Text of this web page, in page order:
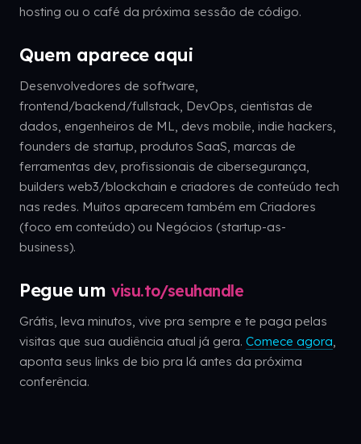
hosting ou o café da próxima sessão de código.
Quem aparece aqui
Desenvolvedores de software,
frontend/backend/fullstack, DevOps, cientistas de
dados, engenheiros de ML, devs mobile, indie hackers,
founders de startup, produtos SaaS, marcas de
ferramentas dev, profissionais de cibersegurança,
builders web3/blockchain e criadores de conteúdo tech
nas redes. Muitos aparecem também em Criadores
(foco em conteúdo) ou Negócios (startup-as-
business).
Pegue umvisu.to/seuhandle
Grátis, leva minutos, vive pra sempre e te paga pelas
visitas que sua audiência atual já gera. Comece agora
aponta seus links de bio pra lá antes da próxima
conferência.